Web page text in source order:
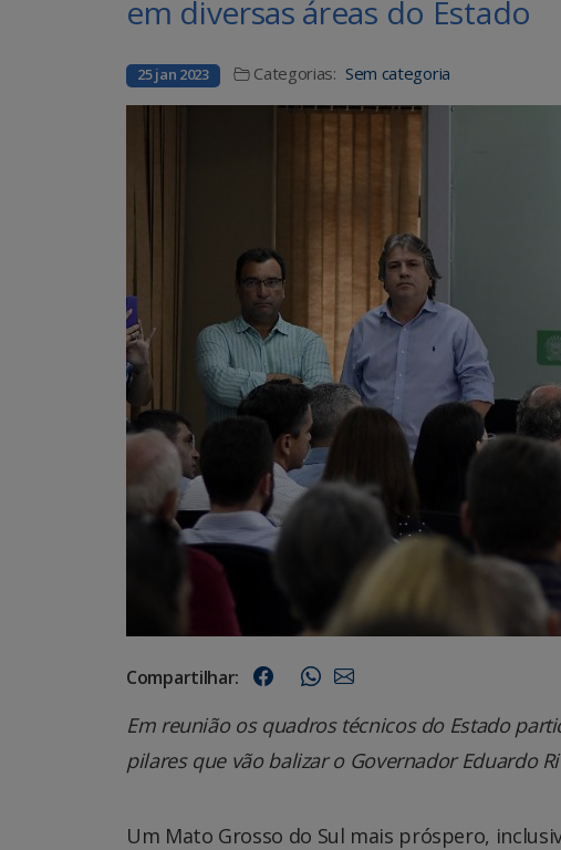
em diversas áreas do Estado
25 jan 2023 Categorias: Sem categoria
Compartilhar:
Em reunião os quadros técnicos do Estado
pilares que vão balizar o Governador Eduardo
Um Mato Grosso do Sul mais próspero,